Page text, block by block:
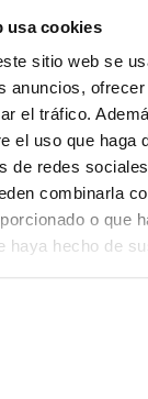
usa cookies
sitio web se
anuncios,
el tráfico.
el uso que haga
de redes
combinarla
o que
haya hecho de